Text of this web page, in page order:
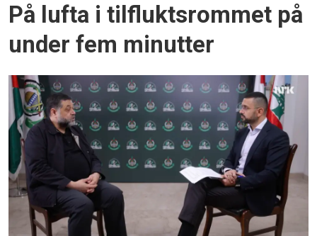
På lufta i tilflukts­rommet på
under fem minutter